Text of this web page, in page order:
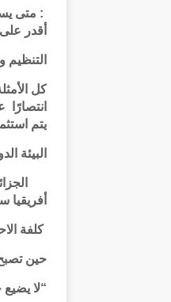
: متى
أقدر
التنظيم
كل
يتم
البيئة
كلفة
حين
“لا